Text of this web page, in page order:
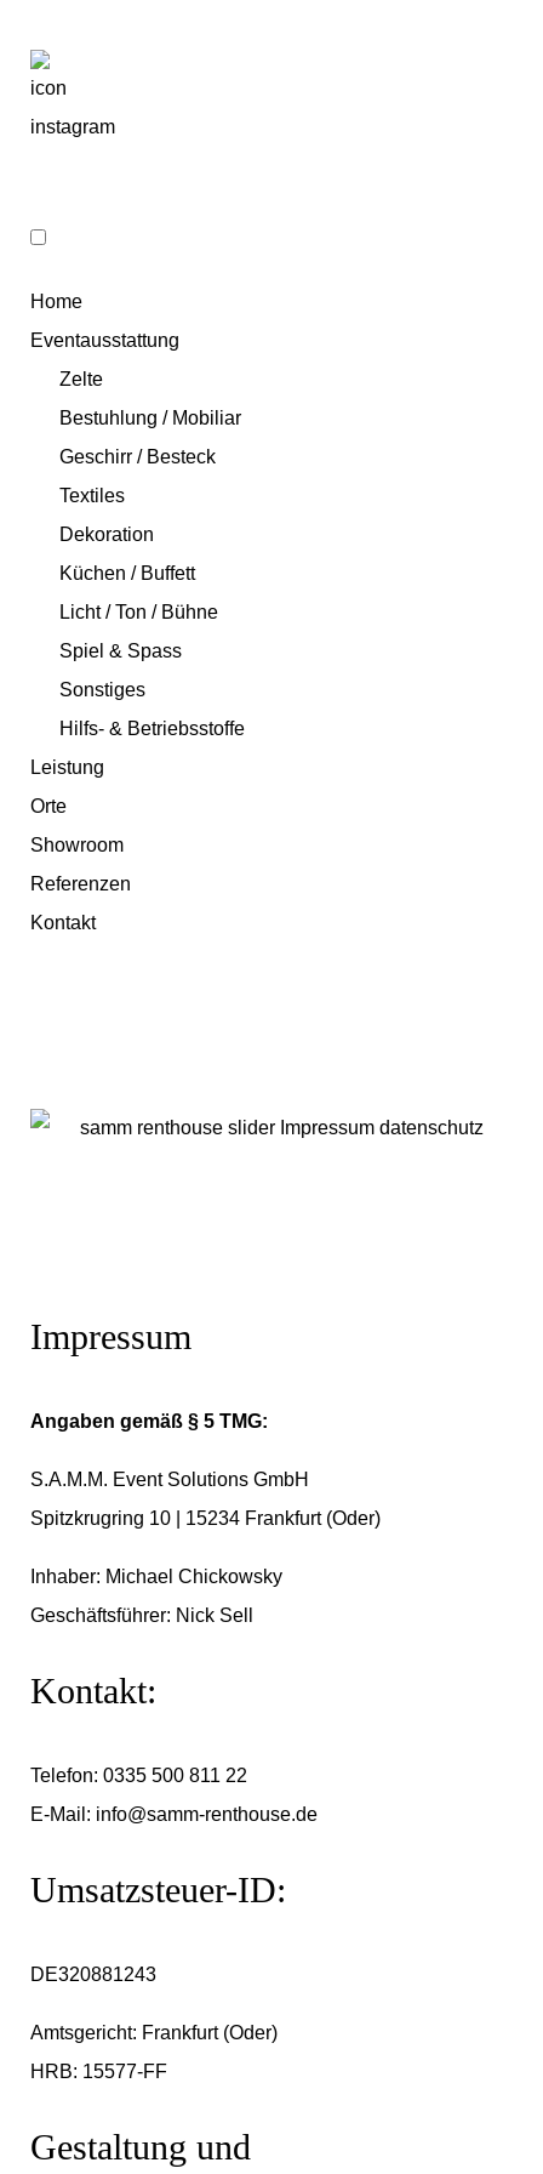
Home
Eventausstattung
Zelte
Bestuhlung / Mobiliar
Geschirr / Besteck
Textiles
Dekoration
Küchen / Buffett
Licht / Ton / Bühne
Spiel & Spass
Sonstiges
Hilfs- & Betriebsstoffe
Leistung
Orte
Showroom
Referenzen
Kontakt
Impressum
Angaben gemäß § 5 TMG:
S.A.M.M. Event Solutions GmbH
Spitzkrugring 10 | 15234 Frankfurt (Oder)
Inhaber: Michael Chickowsky
Geschäftsführer: Nick Sell
Kontakt:
Telefon: 0335 500 811 22
E-Mail: info@samm-renthouse.de
Umsatzsteuer-ID:
DE320881243
Amtsgericht: Frankfurt (Oder)
HRB: 15577-FF
Gestaltung und